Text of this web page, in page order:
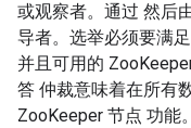
或观察者。通过 然后
导者。选举必须要满
并且可用的
答 仲裁意味着在所有
ZooKeeper 节点 功能。